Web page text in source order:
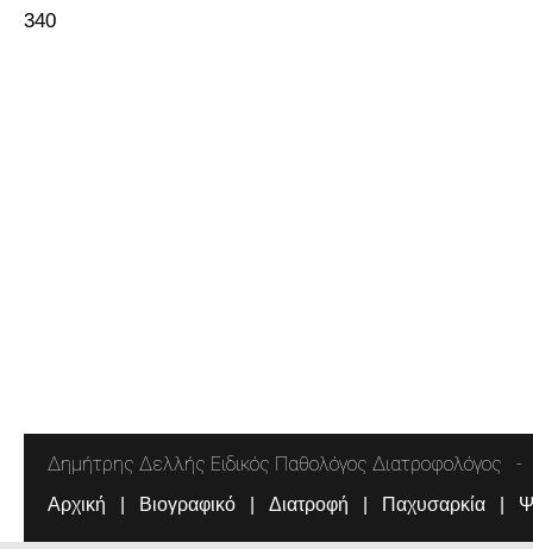
340
Δημήτρης Δελλής Ειδικός Παθολόγος Διατροφολόγος
Αρχική Βιογραφικό Διατροφή Παχυσαρκία